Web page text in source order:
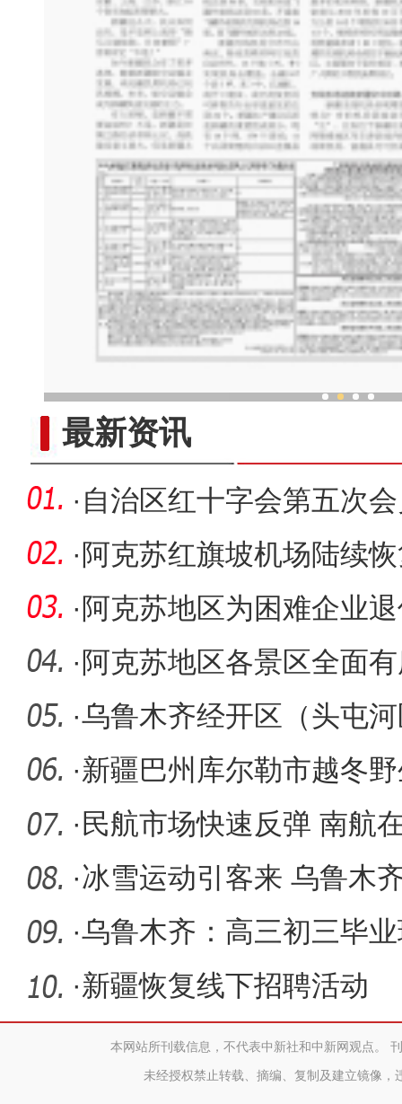
最新资讯
· 自治区红十字会第五次
· 阿克苏红旗坡机场陆续
· 阿克苏地区为困难企业
元生活补
· 阿克苏地区各景区全面
票、半价、
·乌鲁木齐经开区（头屯
难的“恳
·新疆巴州库尔勒市越冬
· 民航市场快速反弹 南航
破万人次
·冰雪运动引客来 乌鲁木
·乌鲁木齐：高三初三毕
学复课
·新疆恢复线下招聘活动
本网站所刊载信息，不代表中新社和中新网观点。
未经授权禁止转载、摘编、复制及建立镜像，